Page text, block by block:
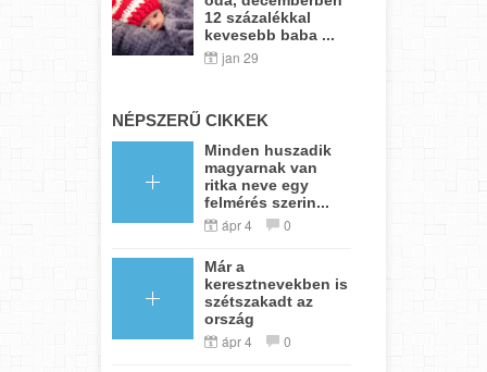
12 százalékkal
kevesebb baba ...
jan 29
NÉPSZERŰ CIKKEK
Minden huszadik
magyarnak van
ritka neve egy
felmérés szerin...
ápr 4 0
Már a
keresztnevekben is
szétszakadt az
ország
ápr 4 0